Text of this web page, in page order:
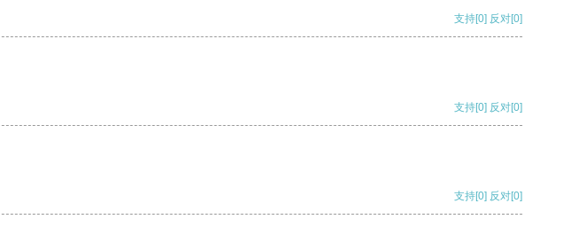
支持[0] 反对[0]
支持[0] 反对[0]
支持[0] 反对[0]